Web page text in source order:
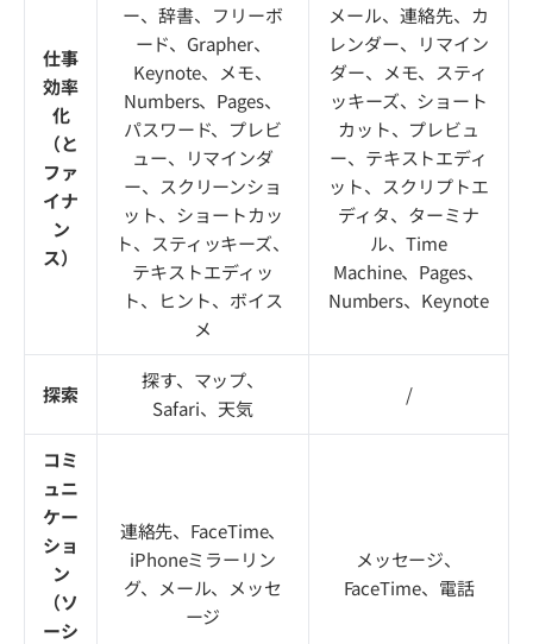
仕事
効率
化
（と
ファ
イナ
ン
ス）
ー、辞書、フリーボ
ード、Grapher、
Keynote、メモ、
Numbers、Pages、
パスワード、プレビ
ュー、リマインダ
ー、スクリーンショ
ット、ショートカッ
ト、スティッキーズ、
テキストエディッ
ト、ヒント、ボイス
メ
メール、連絡先、カ
レンダー、リマイン
ダー、メモ、スティ
ッキーズ、ショート
カット、プレビュ
ー、テキストエディ
ット、スクリプトエ
ディタ、ターミナ
ル、Time
Machine、Pages、
Numbers、Keynote
探索
探す、マップ、
Safari、天気
/
コミ
ュニ
ケー
ショ
ン
（ソ
ーシ
連絡先、FaceTime、
iPhoneミラーリン
グ、メール、メッセ
ージ
メッセージ、
FaceTime、電話